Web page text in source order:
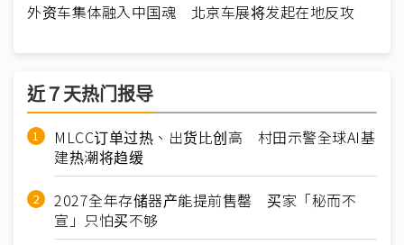
外资车集体融入中国魂 北京车展将发起在地反攻
近７天热门报导
MLCC订单过热、出货比创高 村田示警全球AI基
建热潮将趋缓
2027全年存储器产能提前售罄 买家「秘而不
宣」只怕买不够